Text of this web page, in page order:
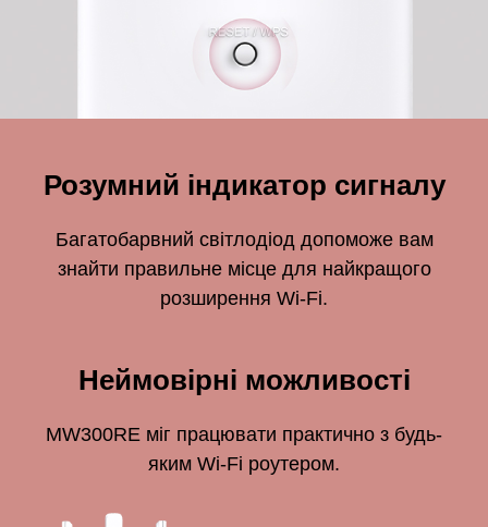
Розумний індикатор сигналу
Багатобарвний світлодіод допоможе вам
знайти правильне місце для найкращого
розширення Wi-Fi.
Неймовірні можливості
MW300RE міг працювати практично з будь-
яким Wi-Fi роутером.